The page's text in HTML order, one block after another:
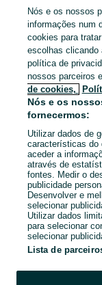
CATEGORIA
Mapa do site
Mapa das freguesias
Mapa de mini-sites
Pesquisas populares
Nós e os nossos
informações num
cookies para
escolhas clicando
política de
nossos parceiros
de cookies,
Nós e os
fornecermos:
Utilizar dados de
características do
aceder a
através de
fontes. Medir o
publicidade
Desenvolver e
selecionar
Utilizar dados
para selecionar
selecionar
Lista de